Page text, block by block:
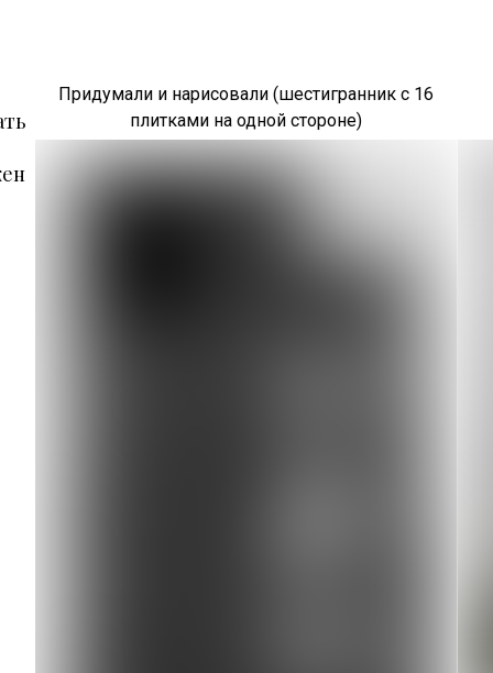
Придумали и нарисовали (шестигранник с 16
плитками на одной стороне)